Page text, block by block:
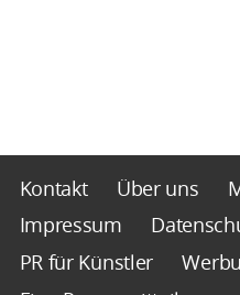
Kontakt Über uns
Impressum
PR für Künstler